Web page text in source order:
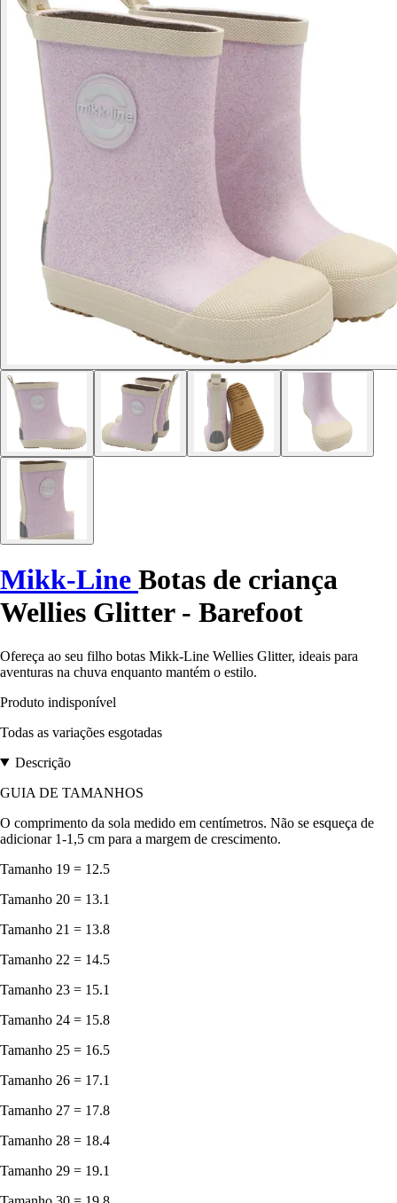
Mikk-Line Botas de criança
Wellies Glitter - Barefoot
Ofereça ao seu filho botas Mikk-Line Wellies Glitter, ideais para
aventuras na chuva enquanto mantém o estilo.
Produto indisponível
Todas as variações esgotadas
Descrição
GUIA DE TAMANHOS
O comprimento da sola medido em centímetros. Não se esqueça de
adicionar 1-1,5 cm para a margem de crescimento.
Tamanho 19 = 12.5
Tamanho 20 = 13.1
Tamanho 21 = 13.8
Tamanho 22 = 14.5
Tamanho 23 = 15.1
Tamanho 24 = 15.8
Tamanho 25 = 16.5
Tamanho 26 = 17.1
Tamanho 27 = 17.8
Tamanho 28 = 18.4
Tamanho 29 = 19.1